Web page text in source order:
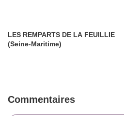
LES REMPARTS DE LA FEUILLIE
(Seine-Maritime)
Commentaires